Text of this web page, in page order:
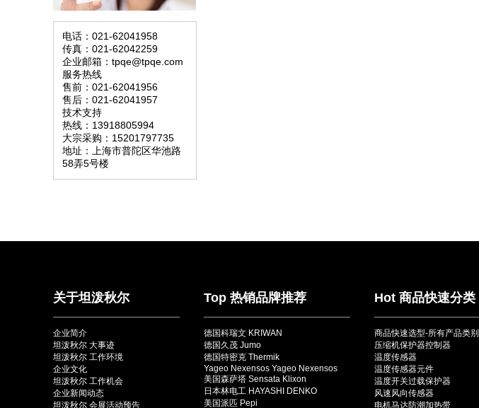
电话：021-62041958
传真：021-62042259
企业邮箱：tpqe@tpqe.com
服务热线
售前：021-62041956
售后：021-62041957
技术支持
热线：13918805994
大宗采购：15201797735
地址：上海市普陀区华池路
58弄5号楼
关于坦泼秋尔
企业简介
坦泼秋尔 大事迹
坦泼秋尔 工作环境
企业文化
坦泼秋尔 工作机会
企业新闻动态
坦泼秋尔 会展活动预告
Top 热销品牌推荐
德国科瑞文 KRIWAN
德国久茂 Jumo
德国特密克 Thermik
Yageo Nexensos Yageo Nexensos
美国森萨塔 Sensata Klixon
日本林电工 HAYASHI DENKO
美国派匹 Pepi
Hot 商品快速分类
商品快速选型-所有产品类别
压缩机保护器控制器
温度传感器
温度传感器元件
温度开关过载保护器
风速风向传感器
电机马达防潮加热带